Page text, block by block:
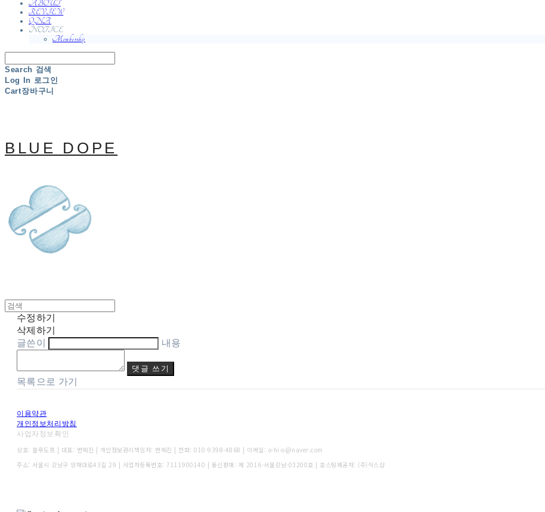
ABOUT
REVIEW
QNA
NOTICE
Membership
Search 검색
Log In 로그인
Cart장바구니
BLUE DOPE
수정하기
삭제하기
글쓴이
내용
댓글 쓰기
목록으로 가기
이용약관
개인정보처리방침
사업자정보확인
상호: 블루도프 | 대표: 변혜진 | 개인정보관리책임자: 변혜진 | 전화: 010-9398-4868 | 이메일: o-hi-o@naver.com
주소: 서울시 강남구 양재대로43길 29 | 사업자등록번호: 7111900140 | 통신판매: 제 2016-서울강남-03200호 | 호스팅제공자: (주)식스샵